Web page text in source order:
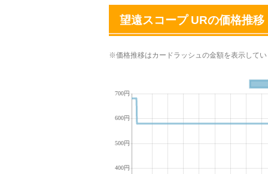
望遠スコープ URの価格推移
※価格推移はカードラッシュの金額を表示して